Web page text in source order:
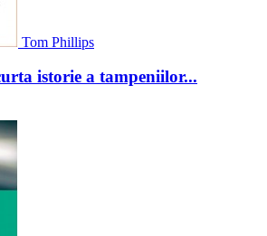
Tom Phillips
istorie a tampeniilor...